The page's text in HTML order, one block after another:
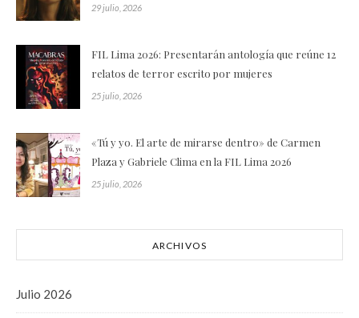
29 julio, 2026
FIL Lima 2026: Presentarán antología que reúne 12
relatos de terror escrito por mujeres
25 julio, 2026
«Tú y yo. El arte de mirarse dentro» de Carmen
Plaza y Gabriele Clima en la FIL Lima 2026
25 julio, 2026
ARCHIVOS
Julio 2026